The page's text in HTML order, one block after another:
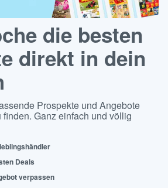
die besten
direkt in dein
Prospekte und Angebote
Ganz einfach und völlig
Deals
verpassen